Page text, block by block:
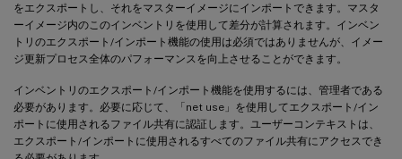
をエクスポートし、それをマスターイメージにインポートできます。マスタ
ーイメージ内のこのインベントリを使用して差分が計算されます。インベン
トリのエクスポート/インポート機能の使用は必須ではありませんが、イメー
ジ更新プロセス全体のパフォーマンスを向上させることができます。
インベントリのエクスポート/インポート機能を使用するには、管理者である
必要があります。必要に応じて、「net use」を使用してエクスポート/イン
ポートに使用されるファイル共有に認証します。ユーザーコンテキストは、
エクスポート/インポートに使用されるすべてのファイル共有にアクセスでき